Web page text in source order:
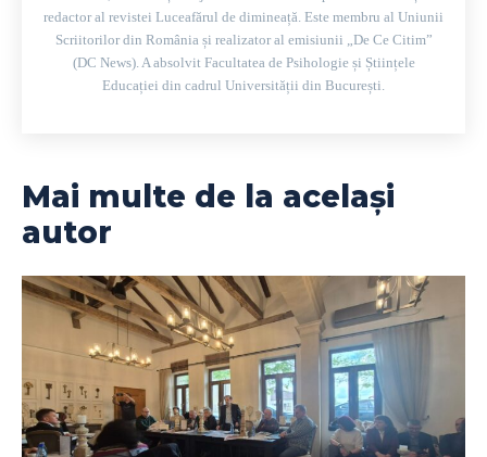
redactor al revistei Luceafărul de dimineață. Este membru al Uniunii
Scriitorilor din România și realizator al emisiunii „De Ce Citim”
(DC News). A absolvit Facultatea de Psihologie și Științele
Educației din cadrul Universității din București.
Mai multe de la același
autor